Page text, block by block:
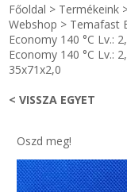
IPARI KARIMA
Főoldal > Termékeink
Webshop > Temafast
Economy 140 °C Lv.:
Economy 140 °C Lv.:
35x71x2,0
< VISSZA EGYET
Oszd meg!